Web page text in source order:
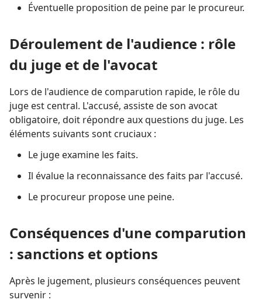
Éventuelle proposition de peine par le procureur.
Déroulement de l'audience : rôle
du juge et de l'avocat
Lors de l'audience de comparution rapide, le rôle du
juge est central. L'accusé, assiste de son avocat
obligatoire, doit répondre aux questions du juge. Les
éléments suivants sont cruciaux :
Le juge examine les faits.
Il évalue la reconnaissance des faits par l'accusé.
Le procureur propose une peine.
Conséquences d'une comparution
: sanctions et options
Après le jugement, plusieurs conséquences peuvent
survenir :